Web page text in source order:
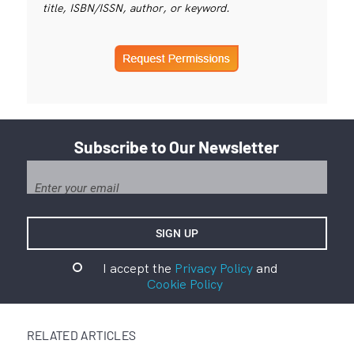
title, ISBN/ISSN, author, or keyword.
Subscribe to Our Newsletter
I accept the Privacy Policyand
Cookie Policy
RELATED ARTICLES